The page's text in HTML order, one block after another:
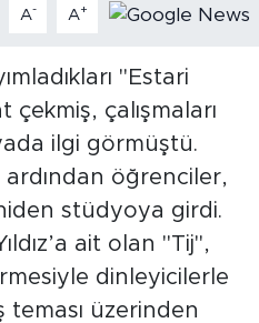
A- A+
"Estari
çekmiş, çalışmaları
ilgi görmüştü.
öğrenciler,
stüdyoya girdi.
ait olan "Tij",
dinleyicilerle
üzerinden